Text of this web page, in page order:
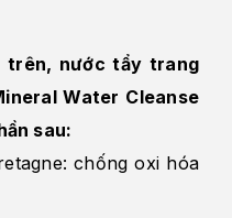
trên, nước tẩy trang
Water Cleanse
sau:
chống oxi hóa